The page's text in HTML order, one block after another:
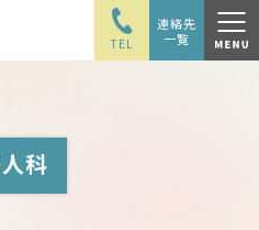
TEL
連絡先
一覧
科